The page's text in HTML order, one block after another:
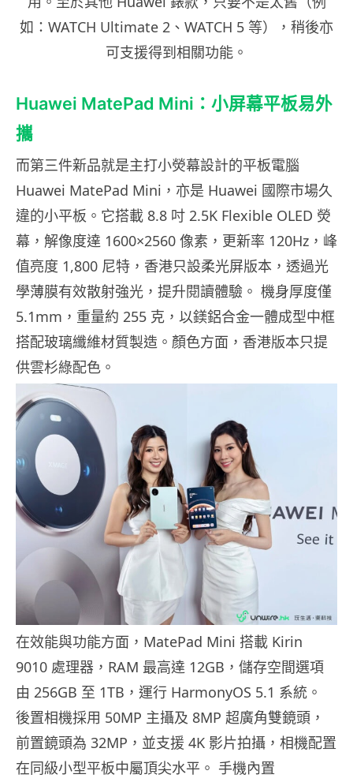
如：WATCH Ultimate 2、WATCH 5 等），稍後亦
可支援得到相關功能。
Huawei MatePad Mini：小屏幕平板易外
攜
而第三件新品就是主打小熒幕設計的平板電腦
Huawei MatePad Mini，亦是 Huawei 國際市場久
違的小平板。它搭載 8.8 吋 2.5K Flexible OLED 熒
幕，解像度達 1600×2560 像素，更新率 120Hz，峰
值亮度 1,800 尼特，香港只設柔光屏版本，透過光
學薄膜有效散射強光，提升閱讀體驗。 機身厚度僅
5.1mm，重量約 255 克，以鎂鋁合金一體成型中框
搭配玻璃纖維材質製造。顏色方面，香港版本只提
供雲杉綠配色。
在效能與功能方面，MatePad Mini 搭載 Kirin
9010 處理器，RAM 最高達 12GB，儲存空間選項
由 256GB 至 1TB，運行 HarmonyOS 5.1 系統。
後置相機採用 50MP 主攝及 8MP 超廣角雙鏡頭，
前置鏡頭為 32MP，並支援 4K 影片拍攝，相機配置
在同級小型平板中屬頂尖水平。 手機內置